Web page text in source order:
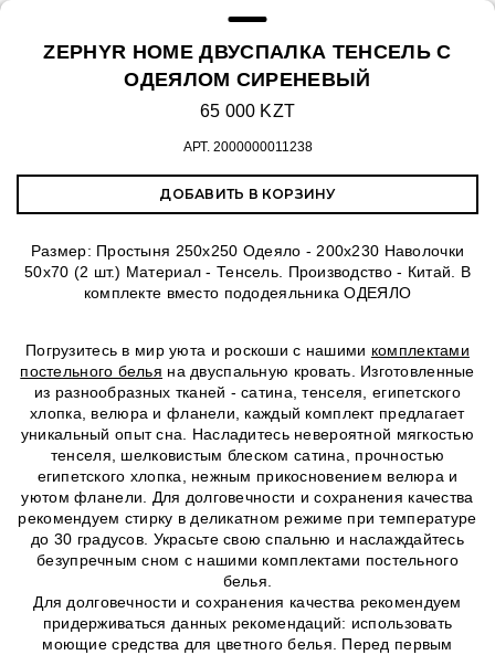
ZEPHYR HOME ДВУСПАЛКА ТЕНСЕЛЬ С
ОДЕЯЛОМ СИРЕНЕВЫЙ
65 000 KZT
АРТ. 2000000011238
ДОБАВИТЬ В КОРЗИНУ
Размер: Простыня 250х250 Одеяло - 200х230 Наволочки
50х70 (2 шт.) Материал - Тенсель. Производство - Китай. В
комплекте вместо пододеяльника ОДЕЯЛО
Погрузитесь в мир уюта и роскоши с нашими комплектами
постельного белья на двуспальную кровать. Изготовленные
из разнообразных тканей - сатина, тенселя, египетского
хлопка, велюра и фланели, каждый комплект предлагает
уникальный опыт сна. Насладитесь невероятной мягкостью
тенселя, шелковистым блеском сатина, прочностью
египетского хлопка, нежным прикосновением велюра и
уютом фланели. Для долговечности и сохранения качества
рекомендуем стирку в деликатном режиме при температуре
до 30 градусов. Украсьте свою спальню и наслаждайтесь
безупречным сном с нашими комплектами постельного
белья.
Для долговечности и сохранения качества рекомендуем
придерживаться данных рекомендаций: использовать
моющие средства для цветного белья. Перед первым